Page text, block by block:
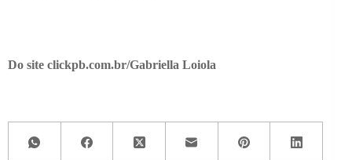
Do site clickpb.com.br/Gabriella Loiola